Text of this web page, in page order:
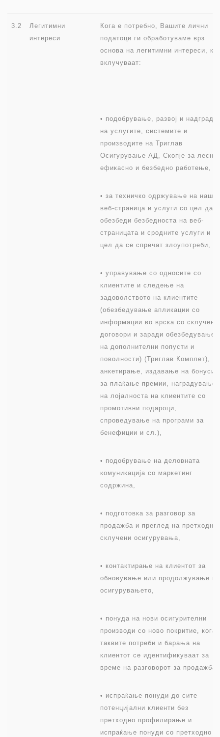
3.2
Легитимни
интереси
Кога е потребно, Вашите лични
податоци ги обработуваме врз
основа на легитимни интереси,
вклучуваат:
• подобрување, развој и
на услугите, системите и
производите на Триглав
Осигурување АД, Скопје за лесно,
ефикасно и безбедно работење,
• за техничко одржување на
веб-страница и услуги со цел да
обезбеди безбедноста на веб-
страницата и сродните услуги и
цел да се спречат злоупотреби,
• управување со односите со
клиентите и следење на
задоволството на клиентите
(обезбедување апликации со
информации во врска со склучени
договори и заради обезбедување
на дополнителни попусти и
поволности) (Триглав Комплет),
анкетирање, издавање на бонуси
за плаќање премии, наградување
на лојалноста на клиентите со
промотивни подароци,
спроведување на програми за
бенефиции и сл.),
• подобрување на деловната
комуникација со маркетинг
содржина,
• подготовка за разговор за
продажба и преглед на претходно
склучени осигурувања,
• контактирање на клиентот за
обновување или продолжување на
осигурувањето,
• понуда на нови осигурителни
производи со ново покритие, кога
таквите потреби и барања на
клиентот се идентификуваат за
време на разговорот за продажба,
• испраќање понуди до сите
потенцијални клиенти без
претходно профилирање и
испраќање понуди со претходно